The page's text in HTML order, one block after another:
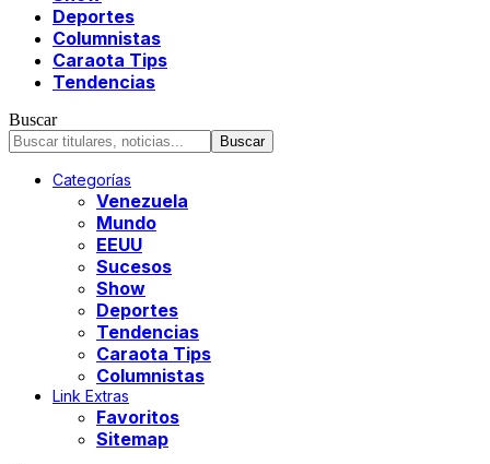
Deportes
Columnistas
Caraota Tips
Tendencias
Buscar
Categorías
Venezuela
Mundo
EEUU
Sucesos
Show
Deportes
Tendencias
Caraota Tips
Columnistas
Link Extras
Favoritos
Sitemap